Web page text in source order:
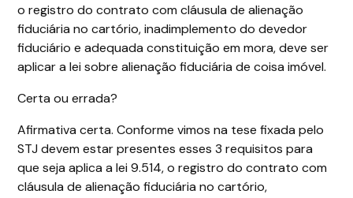
o registro do contrato com cláusula de alienação
fiduciária no cartório, inadimplemento do devedor
fiduciário e adequada constituição em mora, deve ser
aplicar a lei sobre alienação fiduciária de coisa imóvel.
Certa ou errada?
Afirmativa certa. Conforme vimos na tese fixada pelo
STJ devem estar presentes esses 3 requisitos para
que seja aplica a lei 9.514, o registro do contrato com
cláusula de alienação fiduciária no cartório,